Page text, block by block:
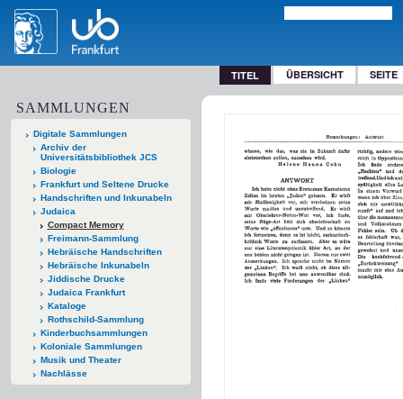
TITEL ÜBERSICHT SEITE
SAMMLUNGEN
Digitale Sammlungen
Archiv der
Universitätsbibliothek JCS
Biologie
Frankfurt und Seltene Drucke
Handschriften und Inkunabeln
Judaica
Compact Memory
Freimann-Sammlung
Hebräische Handschriften
Hebräische Inkunabeln
Jiddische Drucke
Judaica Frankfurt
Kataloge
Rothschild-Sammlung
Kinderbuchsammlungen
Koloniale Sammlungen
Musik und Theater
Nachlässe